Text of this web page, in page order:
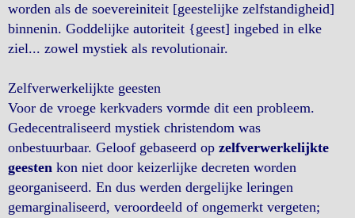
worden als de soevereiniteit [geestelijke zelfstandigheid]
binnenin. Goddelijke autoriteit {geest] ingebed in elke
ziel... zowel mystiek als revolutionair.
Zelfverwerkelijkte geesten
Voor de vroege kerkvaders vormde dit een probleem.
Gedecentraliseerd mystiek christendom was
onbestuurbaar. Geloof gebaseerd op zelfverwerkelijkte
geesten kon niet door keizerlijke decreten worden
georganiseerd. En dus werden dergelijke leringen
gemarginaliseerd, veroordeeld of ongemerkt vergeten;